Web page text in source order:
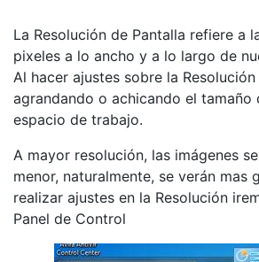
La Resolución de Pantalla refiere a
pixeles a lo ancho y a lo largo de
Al hacer ajustes sobre la
agrandando o achicando el tamaño
espacio de trabajo.
A mayor resolución, las imágenes
menor, naturalmente, se verán mas
realizar ajustes en la Resolución
Panel de Control